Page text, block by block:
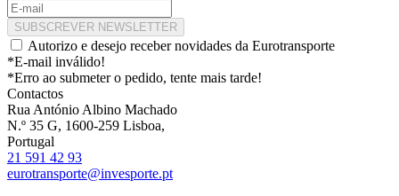
SUBSCREVER NEWSLETTER
Autorizo e desejo receber novidades da Eurotransporte
*E-mail inválido!
*Erro ao submeter o pedido, tente mais tarde!
Contactos
Rua António Albino Machado
N.º 35 G, 1600-259 Lisboa,
Portugal
21 591 42 93
eurotransporte@invesporte.pt